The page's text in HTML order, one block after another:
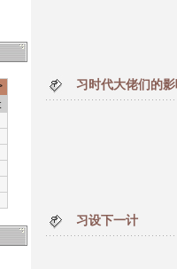
习时代大佬们的
习设下一计